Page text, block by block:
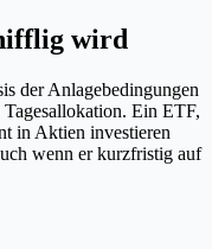
wird
der Anlagebedingungen
Ein ETF,
in Aktien investieren
wenn er kurzfristig auf